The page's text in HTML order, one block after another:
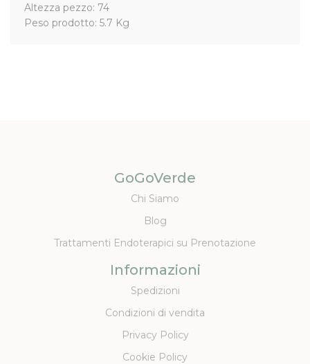
Altezza pezzo: 74
Peso prodotto: 5.7 Kg
GoGoVerde
Chi Siamo
Blog
Trattamenti Endoterapici su Prenotazione
Informazioni
Spedizioni
Condizioni di vendita
Privacy Policy
Cookie Policy